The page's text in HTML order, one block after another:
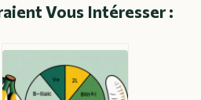
Vous Intéresser :